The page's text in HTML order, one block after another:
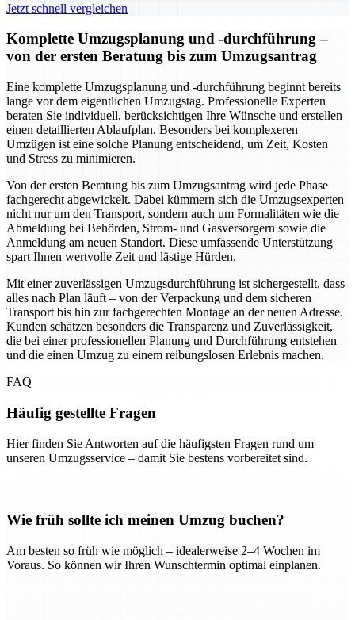
Jetzt schnell vergleichen
Komplette Umzugsplanung und -durchführung –
von der ersten Beratung bis zum Umzugsantrag
Eine komplette Umzugsplanung und -durchführung beginnt bereits
lange vor dem eigentlichen Umzugstag. Professionelle Experten
beraten Sie individuell, berücksichtigen Ihre Wünsche und erstellen
einen detaillierten Ablaufplan. Besonders bei komplexeren
Umzügen ist eine solche Planung entscheidend, um Zeit, Kosten
und Stress zu minimieren.
Von der ersten Beratung bis zum Umzugsantrag wird jede Phase
fachgerecht abgewickelt. Dabei kümmern sich die Umzugsexperten
nicht nur um den Transport, sondern auch um Formalitäten wie die
Abmeldung bei Behörden, Strom- und Gasversorgern sowie die
Anmeldung am neuen Standort. Diese umfassende Unterstützung
spart Ihnen wertvolle Zeit und lästige Hürden.
Mit einer zuverlässigen Umzugsdurchführung ist sichergestellt, dass
alles nach Plan läuft – von der Verpackung und dem sicheren
Transport bis hin zur fachgerechten Montage an der neuen Adresse.
Kunden schätzen besonders die Transparenz und Zuverlässigkeit,
die bei einer professionellen Planung und Durchführung entstehen
und die einen Umzug zu einem reibungslosen Erlebnis machen.
FAQ
Häufig gestellte Fragen
Hier finden Sie Antworten auf die häufigsten Fragen rund um
unseren Umzugsservice – damit Sie bestens vorbereitet sind.
Wie früh sollte ich meinen Umzug buchen?
Am besten so früh wie möglich – idealerweise 2–4 Wochen im
Voraus. So können wir Ihren Wunschtermin optimal einplanen.